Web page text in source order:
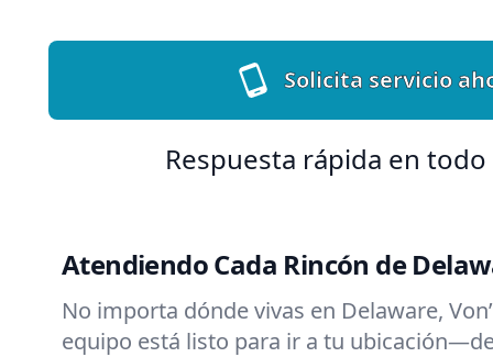
Solicita servicio
Respuesta rápida en
Atendiendo Cada Rincón de
No importa dónde vivas en Delaware,
equipo está listo para ir a tu